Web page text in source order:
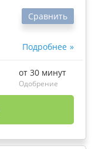
Подробнее
Сравнить
от 30 минут
Одобрение